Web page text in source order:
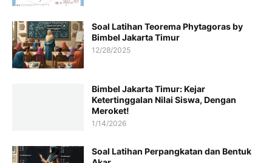
Soal Latihan Teorema Phytagoras by
Bimbel Jakarta Timur
12/28/2025
Bimbel Jakarta Timur: Kejar
Ketertinggalan Nilai Siswa, Dengan
Meroket!
1/14/2026
Soal Latihan Perpangkatan dan Bentuk